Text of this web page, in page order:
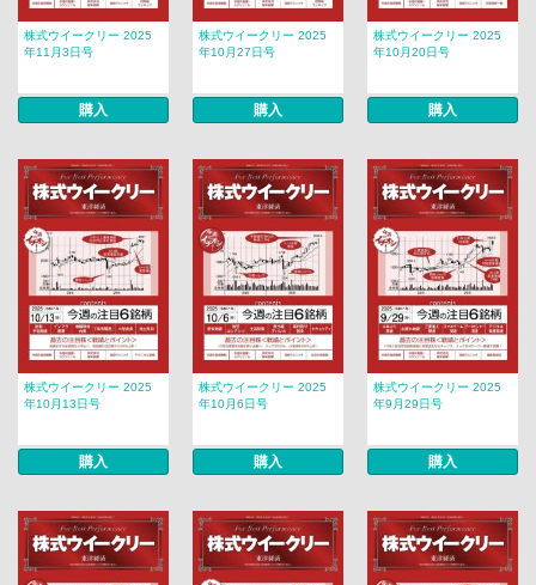
株式ウイークリー 2025
年11月3日号
購入
株式ウイークリー 2025
年10月27日号
購入
株式ウイークリー 2025
年10月20日号
購入
株式ウイークリー 2025
年10月13日号
購入
株式ウイークリー 2025
年10月6日号
購入
株式ウイークリー 2025
年9月29日号
購入